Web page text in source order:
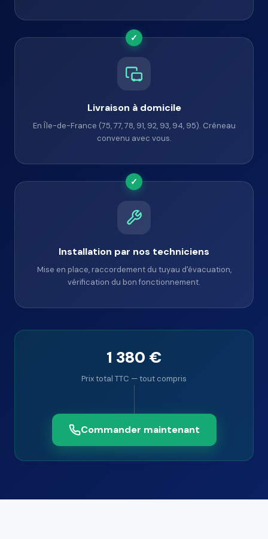
✓
Livraison à domicile
En Île-de-France (75, 77, 78, 91, 92, 93, 94, 95). Créneau
convenu avec vous.
✓
Installation par nos techniciens
Mise en place, raccordement du tuyau d'évacuation,
vérification du bon fonctionnement.
1 380 €
Prix total TTC — tout compris
Commander maintenant